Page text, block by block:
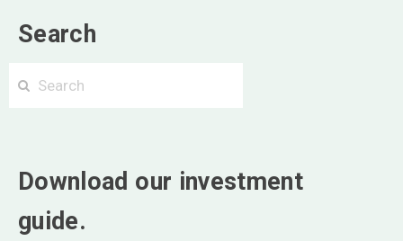
Search
Download our investment
guide.